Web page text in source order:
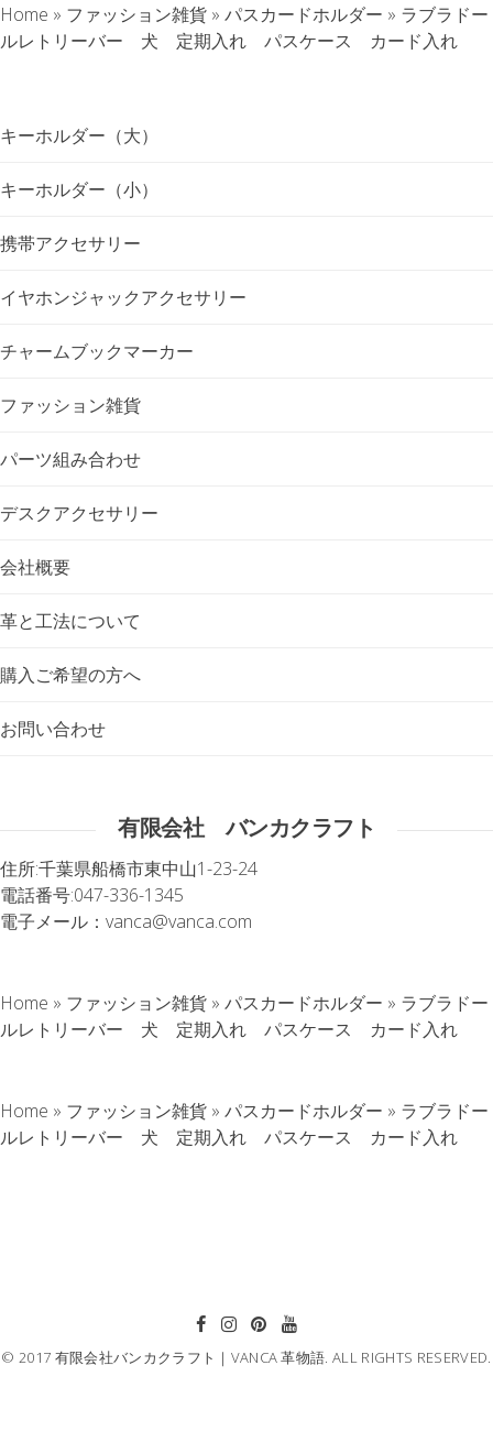
ナ
ゲ
ー
シ
ョ
ン
Home » ファッション雑貨 » パスカードホルダー » ラブラドー
ルレトリーバー 犬 定期入れ パスケース カード入れ
キーホルダー（大）
キーホルダー（小）
携帯アクセサリー
イヤホンジャックアクセサリー
チャームブックマーカー
ファッション雑貨
パーツ組み合わせ
デスクアクセサリー
会社概要
革と工法について
購入ご希望の方へ
お問い合わせ
有限会社 バンカクラフト
住所:千葉県船橋市東中山1-23-24
電話番号:047-336-1345
電子メール： vanca@vanca.com
Home » ファッション雑貨 » パスカードホルダー » ラブラドー
ルレトリーバー 犬 定期入れ パスケース カード入れ
Home » ファッション雑貨 » パスカードホルダー » ラブラドー
ルレトリーバー 犬 定期入れ パスケース カード入れ
© 2017 有限会社バンカクラフト｜VANCA 革物語. ALL RIGHTS RESERVED.